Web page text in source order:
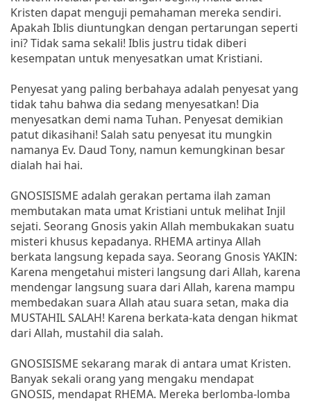
Kristen dapat menguji pemahaman mereka sendiri.
Apakah Iblis diuntungkan dengan pertarungan seperti
ini? Tidak sama sekali! Iblis justru tidak diberi
kesempatan untuk menyesatkan umat Kristiani.
Penyesat yang paling berbahaya adalah penyesat yang
tidak tahu bahwa dia sedang menyesatkan! Dia
menyesatkan demi nama Tuhan. Penyesat demikian
patut dikasihani! Salah satu penyesat itu mungkin
namanya Ev. Daud Tony, namun kemungkinan besar
dialah hai hai.
GNOSISISME adalah gerakan pertama ilah zaman
membutakan mata umat Kristiani untuk melihat Injil
sejati. Seorang Gnosis yakin Allah membukakan suatu
misteri khusus kepadanya. RHEMA artinya Allah
berkata langsung kepada saya. Seorang Gnosis YAKIN:
Karena mengetahui misteri langsung dari Allah, karena
mendengar langsung suara dari Allah, karena mampu
membedakan suara Allah atau suara setan, maka dia
MUSTAHIL SALAH! Karena berkata-kata dengan hikmat
dari Allah, mustahil dia salah.
GNOSISISME sekarang marak di antara umat Kristen.
Banyak sekali orang yang mengaku mendapat
GNOSIS, mendapat RHEMA. Mereka berlomba-lomba